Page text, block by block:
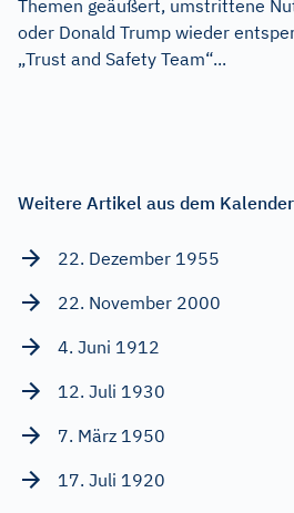
Themen geäußert, umstrittene
oder Donald Trump wieder
„Trust and Safety Team“...
Weitere Artikel aus dem Kalender
22. Dezember 1955
22. November 2000
4. Juni 1912
12. Juli 1930
7. März 1950
17. Juli 1920